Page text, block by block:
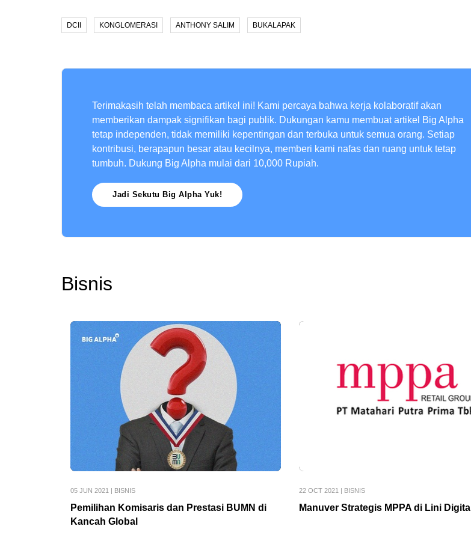
DCII KONGLOMERASI ANTHONY SALIM BUKALAPAK
Terimakasih telah membaca artikel ini! Kami percaya bahwa kerja kolaboratif akan
memberikan dampak signifikan bagi publik. Dukungan kamu membuat artikel Big Alpha
tetap independen, tidak memiliki kepentingan dan terbuka untuk semua orang. Setiap
kontribusi, berapapun besar atau kecilnya, memberi kami nafas dan ruang untuk tetap
tumbuh. Dukung Big Alpha mulai dari 10,000 Rupiah.
Jadi Sekutu Big Alpha Yuk!
Bisnis
05 JUN 2021 | BISNIS
Pemilihan Komisaris dan Prestasi BUMN di
Kancah Global
22 OCT 2021 | BISNIS
Manuver Strategis MPPA di Lini Digital